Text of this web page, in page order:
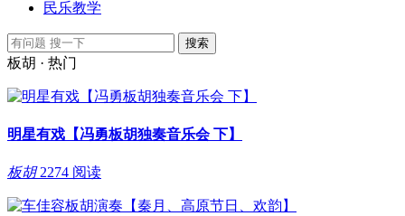
民乐教学
板胡 · 热门
明星有戏【冯勇板胡独奏音乐会 下】
板胡 2274 阅读